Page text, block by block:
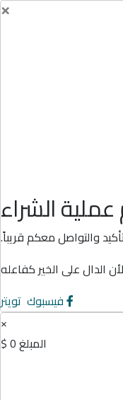
×
الشراء
والتواصل معكم قريباً.
الدال على الخير كفاعله
فيسبوك تويتر
×
المبلغ0 $